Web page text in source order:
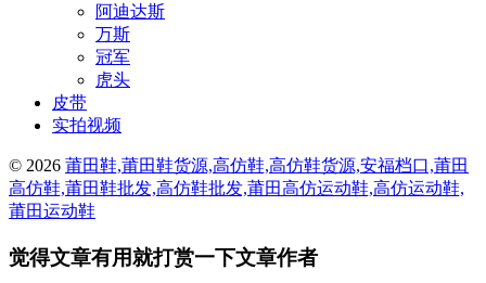
阿迪达斯
万斯
冠军
虎头
皮带
实拍视频
© 2026 莆田鞋,莆田鞋货源,高仿鞋,高仿鞋货源,安福档口,莆田
高仿鞋,莆田鞋批发,高仿鞋批发,莆田高仿运动鞋,高仿运动鞋,
莆田运动鞋
觉得文章有用就打赏一下文章作者